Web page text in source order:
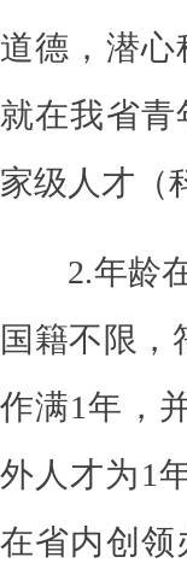
道德，潜
就在我省
家级人才（
2.年龄
国籍不限，
作满1年，
外人才为1
在省内创领